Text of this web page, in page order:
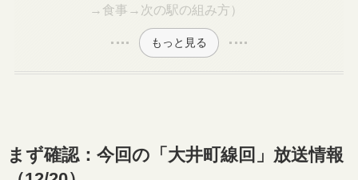
→食事→次の駅の組み方）
もっと見る
まず確認：今回の「大井町線回」放送情報